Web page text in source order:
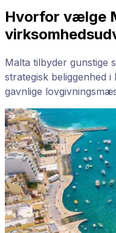
Hvorfor vælge
Malta tilbyder gunstige
strategisk beliggenhed
gavnlige